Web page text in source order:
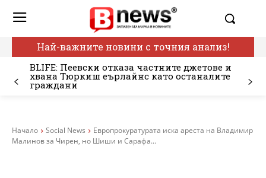
Най-важните новини с точния анализ!
BLIFE: Пеевски отказа частните джетове и
хвана Тюркиш еърлайнс като останалите
граждани
Начало Social News
Европрокуратурата иска ареста на Владимир
Малинов за Чирен, но Шиши и Сарафа...